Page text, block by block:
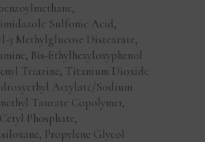
Sulfonic Acid,
3 Methylglucose Distearate,
Bis-Ethylhexyloxyphenol
Triazine, Titanium Dioxide
Acrylate/Sodium
Taurate Copolymer,
Phosphate,
Propylene Glycol